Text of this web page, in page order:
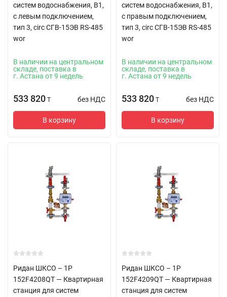
систем водоснабжения, В1,
с левым подключением,
тип 3, circ СГВ-15ЭВ RS-485
wor
В наличии на центральном
складе, поставка в
г. Астана от 9 недель
533 820 T без НДС
В корзину
систем водоснабжения, В1,
с правым подключением,
тип 3, circ СГВ-15ЭВ RS-485
wor
В наличии на центральном
складе, поставка в
г. Астана от 9 недель
533 820 T без НДС
В корзину
Ридан ШКСО – 1Р
152F4208QT — Квартирная
станция для систем
Ридан ШКСО – 1Р
152F4209QT — Квартирная
станция для систем